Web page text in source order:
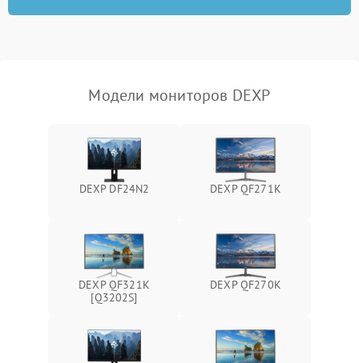
Неисправность системы
перенапряжения
Подробнее →
защиты от замыкания
Подробнее →
Повреждение системы
защиты от перегрузок
Подробнее →
Неисправность системы
защиты от перегрева
Подробнее →
Модели мониторов DEXP
DEXP DF24N2 DEXP QF271K
DEXP QF321K
[Q3202S]
DEXP QF270K